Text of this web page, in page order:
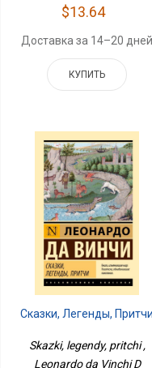
$13.64
Доставка за 14–20 дней
КУПИТЬ
Сказки, Легенды, Притчи
Skazki, legendy, pritchi ,
Leonardo da Vinchi D